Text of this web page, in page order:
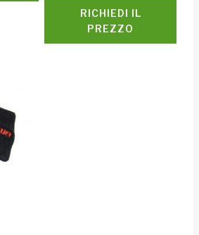
RICHIEDI IL
PREZZO